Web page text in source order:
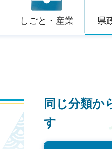
しごと・産業 県
同じ分類か
す